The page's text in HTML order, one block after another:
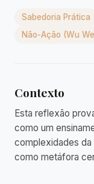
Sabedoria Prática
Não-Ação (Wu
Contexto
Esta reflexão
como um
complexidades da
como metáfora